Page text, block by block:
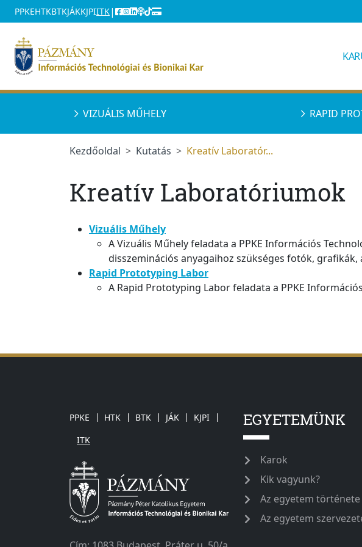
Ugrás a menüre
Ugrás a tartalomra
PPKEHTKBTKJÁKKJPIITK|
VIZUÁLIS MŰHELY RAPID
Kezdőoldal Kutatás Kreatív Laboratór...
Kreatív Laboratóriumok
Vizuális Műhely
A Vizuális Műhely feladata a PPKE Információs
disszeminációs anyagaihoz szükséges fotók,
Rapid Prototyping Labor
A Rapid Prototyping Labor feladata a PPKE
PPKE HTK BTK JÁK
KJPI
ITK
EGYETEMÜNK
Karok
Kik vagyunk?
Az egyetem története
Az egyetem